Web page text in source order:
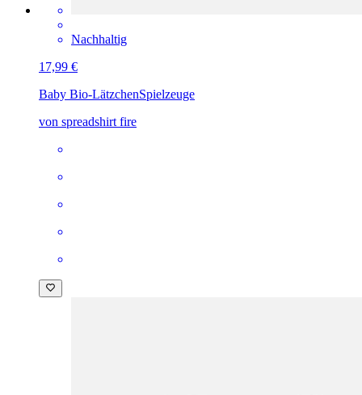
Nachhaltig
17,99 €
Baby Bio-LätzchenSpielzeuge
von spreadshirt fire